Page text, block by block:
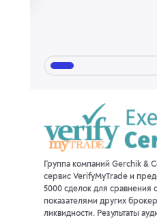
Группа компаний Gerchik &
сервис VerifyMyTrade и
5000 сделок для сравнения
показателями других
ликвидности. Результаты